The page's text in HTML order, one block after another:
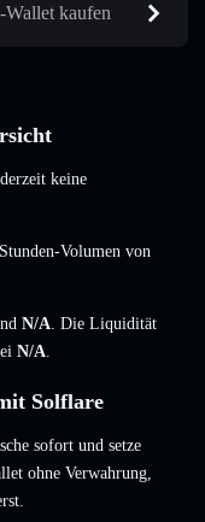
kaufen
keine
Volumen von
N/A. Die Liquidität
N/A.
Solflare
sofort und setze
ohne Verwahrung,